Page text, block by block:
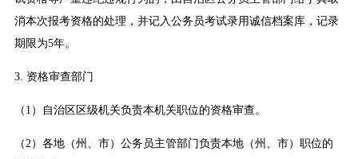
消本次报考资格的处理，并记入公务员考试录用诚信档案库，记录
期限为5年。
3. 资格审查部门
（1）自治区区级机关负责本机关职位的资格审查。
（2）各地（州、市）公务员主管部门负责本地（州、市）职位的